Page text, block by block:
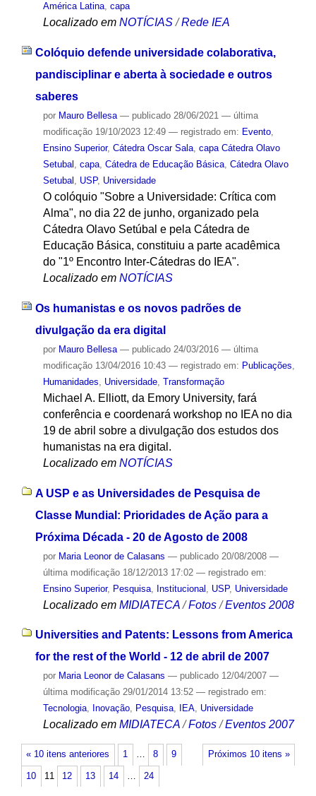
América Latina, capa
Localizado em NOTÍCIAS /Rede IEA
Colóquio defende universidade colaborativa,
pandisciplinar e aberta à sociedade e outros
saberes
por Mauro Bellesa — publicado28/06/2021 — última
modificação19/10/2023 12:49 — registrado em: Evento,
Ensino Superior, Cátedra Oscar Sala, capa Cátedra Olavo
Setubal , capa, Cátedra de Educação Básica, Cátedra Olavo
Setubal , USP, Universidade
O colóquio "Sobre a Universidade: Crítica com
Alma", no dia 22 de junho, organizado pela
Cátedra Olavo Setúbal e pela Cátedra de
Educação Básica, constituiu a parte acadêmica
do "1º Encontro Inter-Cátedras do IEA".
Localizado em NOTÍCIAS
Os humanistas e os novos padrões de
divulgação da era digital
por Mauro Bellesa — publicado24/03/2016 — última
modificação13/04/2016 10:43 — registrado em: Publicações
Humanidades
Universidade, Transformação
Michael A. Elliott, da Emory University, fará
conferência e coordenará workshop no IEA no dia
19 de abril sobre a divulgação dos estudos dos
humanistas na era digital.
Localizado em NOTÍCIAS
A USP e as Universidades de Pesquisa de
Classe Mundial: Prioridades de Ação para a
Próxima Década - 20 de Agosto de 2008
por Maria Leonor de Calasans — publicado20/08/2008 —
última modificação18/12/2013 17:02 — registrado em:
Ensino Superior, Pesquisa, Institucional USP, Universidade
Localizado em MIDIATECA /Fotos /Eventos 2008
Universities and Patents: Lessons from America
for the rest of the World - 12 de abril de 2007
por Maria Leonor de Calasans — publicado12/04/2007 —
última modificação29/01/2014 13:52 — registrado em:
Tecnologia, Inovação, Pesquisa, IEA, Universidade
Localizado em MIDIATECA /Fotos /Eventos 2007
« 10 itens anteriores Próximos 10 itens »
1 … 8 9
10 11 12 13 14 … 24